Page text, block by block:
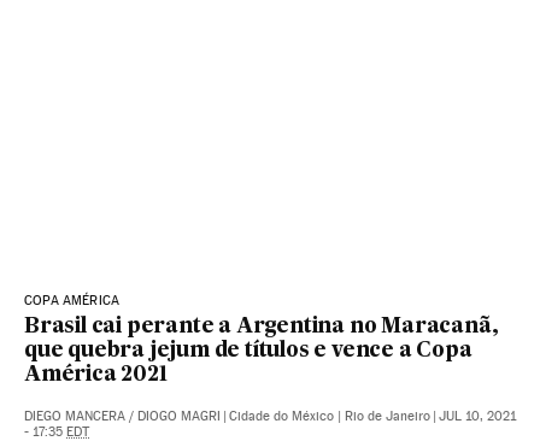
COPA AMÉRICA
Brasil cai perante a Argentina no Maracanã,
que quebra jejum de títulos e vence a Copa
América 2021
DIEGO MANCERA / DIOGO MAGRI | Cidade do México | Rio de Janeiro | JUL 10, 2021
- 17:35 EDT